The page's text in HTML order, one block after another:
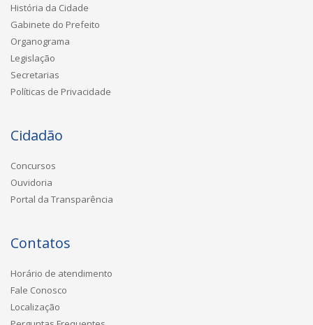
História da Cidade
Gabinete do Prefeito
Organograma
Legislação
Secretarias
Políticas de Privacidade
Cidadão
Concursos
Ouvidoria
Portal da Transparência
Contatos
Horário de atendimento
Fale Conosco
Localização